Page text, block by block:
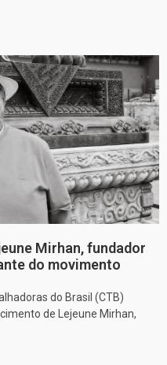
Mirhan, fundador
do movimento
do Brasil (CTB)
de Lejeune Mirhan,